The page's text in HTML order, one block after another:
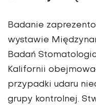
Badanie
wystawie
Badań
Kalifornii
przypadki udaru
grupy kontrolnej.